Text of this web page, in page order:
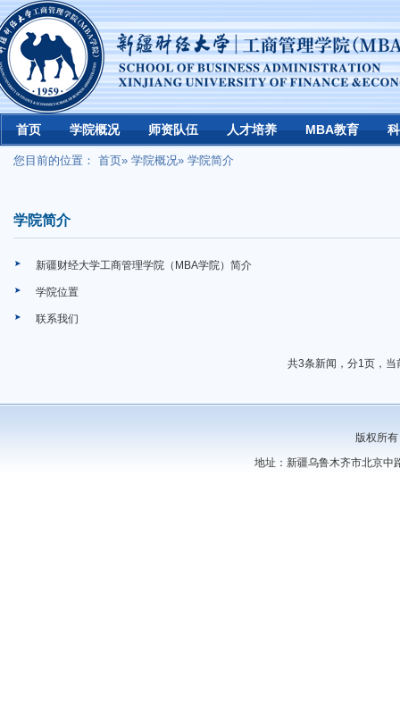
首页 学院概况 师资队伍 人才培养 MBA教育
您目前的位置： 首页» 学院概况» 学院简介
学院简介
新疆财经大学工商管理学院（MBA学院）简介
学院位置
联系我们
共3条新闻，分1页，当
版权所
地址：新疆乌鲁木齐市北京